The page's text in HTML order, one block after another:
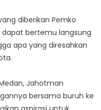
diberikan Pemko
bertemu langsung
apa yang diresahkan
Jahotman
bersama buruh ke